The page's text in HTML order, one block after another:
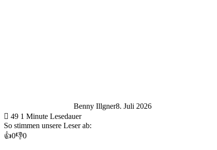
Benny Illgner8. Juli 2026
49 1 Minute Lesedauer
So stimmen unsere Leser ab:
👍0👎0